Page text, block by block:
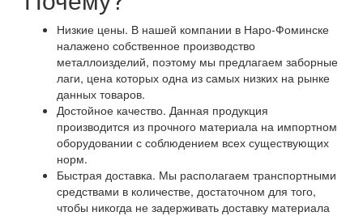
Низкие цены. В нашей компании в Наро-Фоминске
налажено собственное производство
металлоизделий, поэтому мы предлагаем заборные
лаги, цена которых одна из самых низких на рынке
данных товаров.
Достойное качество. Данная продукция
производится из прочного материала на импортном
оборудовании с соблюдением всех существующих
норм.
Быстрая доставка. Мы располагаем транспортными
средствами в количестве, достаточном для того,
чтобы никогда не задерживать доставку материала